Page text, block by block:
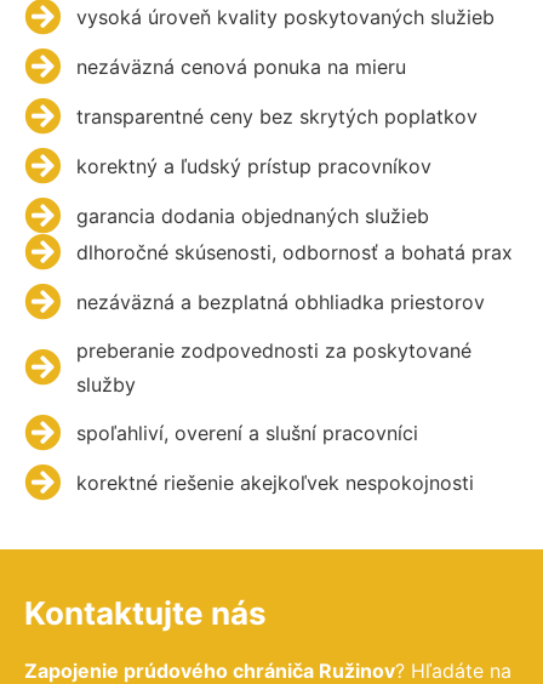
vysoká úroveň kvality poskytovaných služieb
nezáväzná cenová ponuka na mieru
transparentné ceny bez skrytých poplatkov
korektný a ľudský prístup pracovníkov
garancia dodania objednaných služieb
dlhoročné skúsenosti, odbornosť a bohatá prax
nezáväzná a bezplatná obhliadka priestorov
preberanie zodpovednosti za poskytované
služby
spoľahliví, overení a slušní pracovníci
korektné riešenie akejkoľvek nespokojnosti
Kontaktujte nás
Zapojenie prúdového chrániča Ružinov? Hľadáte na